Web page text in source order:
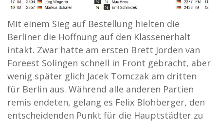
Mit einem Sieg auf Bestellung hielten die
Berliner die Hoffnung auf den Klassenerhalt
intakt. Zwar hatte am ersten Brett Jorden van
Foreest Solingen schnell in Front gebracht, aber
wenig später glich Jacek Tomczak am dritten
für Berlin aus. Während alle anderen Partien
remis endeten, gelang es Felix Blohberger, den
entscheidenden Punkt für die Hauptstädter zu